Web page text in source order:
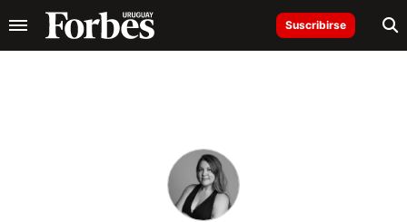
Suscribirse